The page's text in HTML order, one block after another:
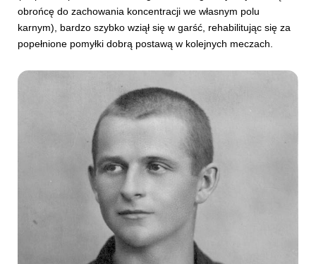
obrońcę do zachowania koncentracji we własnym polu
karnym), bardzo szybko wziął się w garść, rehabilitując się za
popełnione pomyłki dobrą postawą w kolejnych meczach.